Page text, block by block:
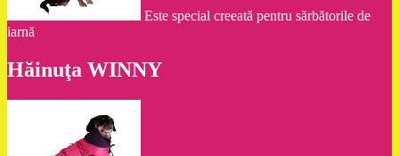
Este special creeată pentru sărbătorile de
iarnă
Hăinuţa WINNY